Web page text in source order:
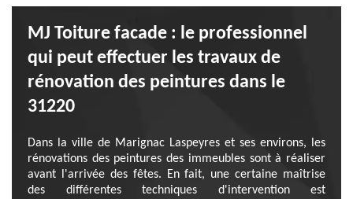
MJ Toiture facade : le professionnel
qui peut effectuer les travaux de
rénovation des peintures dans le
31220
Dans la ville de Marignac Laspeyres et ses environs, les
rénovations des peintures des immeubles sont à réaliser
avant l'arrivée des fêtes. En fait, une certaine maîtrise
des différentes techniques d'intervention est